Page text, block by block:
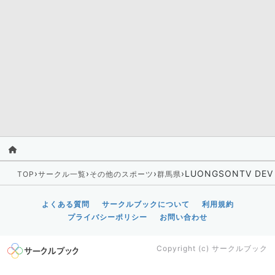
TOP ›サークル一覧› その他のスポーツ ›群馬県›LUONGSONTV DEV
よくある質問 サークルブックについて
利用規約
プライバシーポリシー
お問い合わせ
Copyright (c) サークルブック